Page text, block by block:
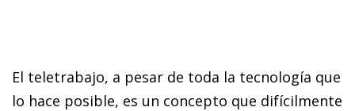
El teletrabajo, a pesar de toda la tecnología que
lo hace posible, es un concepto que difícilmente